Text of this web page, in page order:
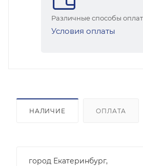
Различные способы
Условия оплаты
НАЛИЧИЕ ОПЛАТА
город Екатеринбург,